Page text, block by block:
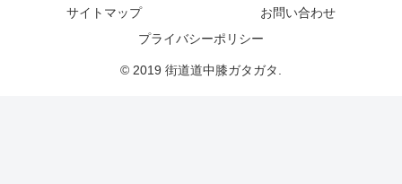
サイトマップ
お問い合わせ
プライバシーポリシー
© 2019 街道道中膝ガタガタ.